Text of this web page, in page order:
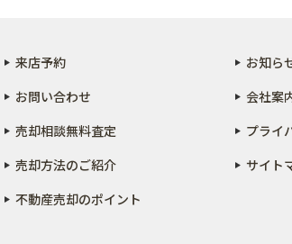
来店予約
お問い合わせ
売却相談無料査定
売却方法のご紹介
不動産売却のポイント
お知ら
会社案
プライ
サイト